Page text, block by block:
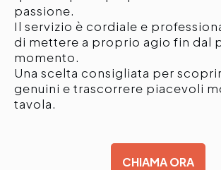
passione.
Il servizio è cordiale e
di mettere a proprio agio fin dal
momento.
Una scelta consigliata per
genuini e trascorrere piacevoli
tavola.
CHIAMA ORA